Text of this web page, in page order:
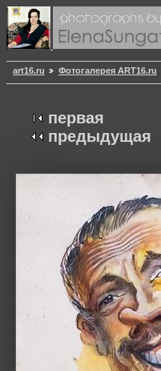
art16.ru Фотогалерея ART16.ru
первая
предыдущая